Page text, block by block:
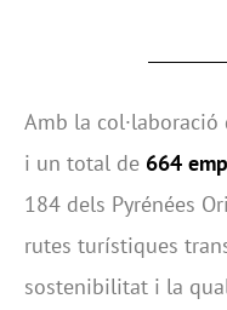
Amb la
i un total de 664
184 dels Pyrénées
rutes turístiques
sostenibilitat i la